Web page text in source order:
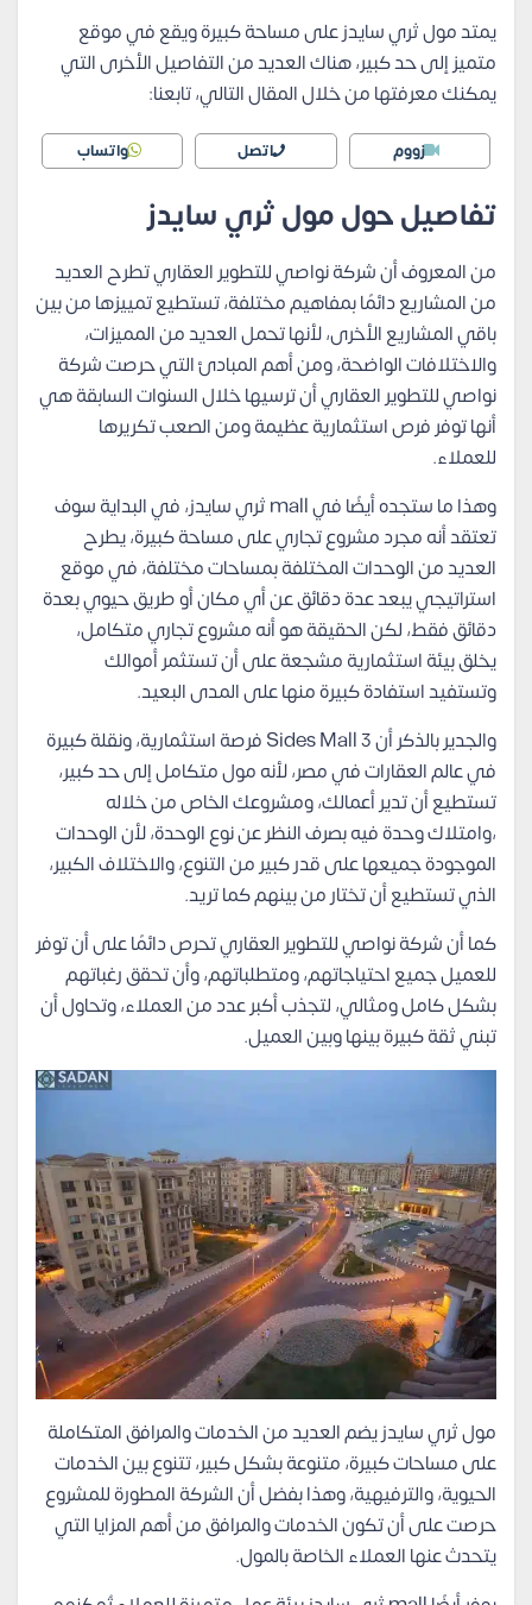
يمتد مول ثري سايدز على مساحة كبيرة ويقع في موقع
متميز إلى حد كبير، هناك العديد من التفاصيل الأخرى التي
يمكنك معرفتها من خلال المقال التالي، تابعنا:
زووم اتصل واتساب
تفاصيل حول مول ثري سايدز
من المعروف أن شركة نواصي للتطوير العقاري تطرح العديد
من المشاريع دائمًا بمفاهيم مختلفة، تستطيع تمييزها من بين
باقي المشاريع الأخرى، لأنها تحمل العديد من المميزات،
والاختلافات الواضحة، ومن أهم المبادئ التي حرصت شركة
نواصي للتطوير العقاري أن ترسيها خلال السنوات السابقة هي
أنها توفر فرص استثمارية عظيمة ومن الصعب تكريرها
للعملاء.
وهذا ما ستجده أيضًا في mall ثري سايدز، في البداية سوف
تعتقد أنه مجرد مشروع تجاري على مساحة كبيرة، يطرح
العديد من الوحدات المختلفة بمساحات مختلفة، في موقع
استراتيجي يبعد عدة دقائق عن أي مكان أو طريق حيوي بعدة
دقائق فقط، لكن الحقيقة هو أنه مشروع تجاري متكامل،
يخلق بيئة استثمارية مشجعة على أن تستثمر أموالك
وتستفيد استفادة كبيرة منها على المدى البعيد.
والجدير بالذكر أن 3 Sides Mall فرصة استثمارية، ونقلة كبيرة
في عالم العقارات في مصر، لأنه مول متكامل إلى حد كبير،
تستطيع أن تدير أعمالك، ومشروعك الخاص من خلاله
،وامتلاك وحدة فيه بصرف النظر عن نوع الوحدة، لأن الوحدات
الموجودة جميعها على قدر كبير من التنوع، والاختلاف الكبير،
الذي تستطيع أن تختار من بينهم كما تريد.
كما أن شركة نواصي للتطوير العقاري تحرص دائمًا على أن توفر
للعميل جميع احتياجاتهم، ومتطلباتهم، وأن تحقق رغباتهم
بشكل كامل ومثالي، لتجذب أكبر عدد من العملاء، وتحاول أن
تبني ثقة كبيرة بينها وبين العميل.
مول ثري سايدز يضم العديد من الخدمات والمرافق المتكاملة
على مساحات كبيرة، متنوعة بشكل كبير، تتنوع بين الخدمات
الحيوية، والترفيهية، وهذا بفضل أن الشركة المطورة للمشروع
حرصت على أن تكون الخدمات والمرافق من أهم المزايا التي
يتحدث عنها العملاء الخاصة بالمول.